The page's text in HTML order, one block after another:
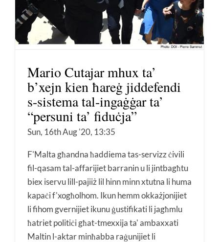
Mario Cutajar mhux ta’
b’xejn kien ħareġ jiddefendi
s-sistema tal-ingaġġar ta’
“persuni ta’ fiduċja”
Sun, 16th Aug '20, 13:35
F'Malta għandna ħaddiema tas-servizz ċivili
fil-qasam tal-affarijiet barranin u li jintbagħtu
biex iservu lill-pajiiż lil hinn minn xtutna li huma
kapaċi f'xogħolhom. Ikun hemm okkażjonijiet
li fihom gvernijiet ikunu ġustifikati li jagħmlu
ħatriet politiċi għat-tmexxija ta' ambaxxati
Maltin l-aktar minħabba raġunijiet li